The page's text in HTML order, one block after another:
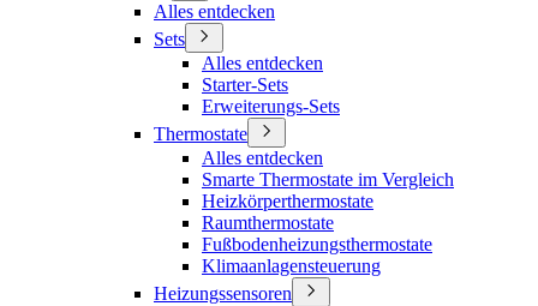
Alles entdecken
Sets
Alles entdecken
Starter-Sets
Erweiterungs-Sets
Thermostate
Alles entdecken
Smarte Thermostate im Vergleich
Heizkörperthermostate
Raumthermostate
Fußbodenheizungsthermostate
Klimaanlagensteuerung
Heizungssensoren